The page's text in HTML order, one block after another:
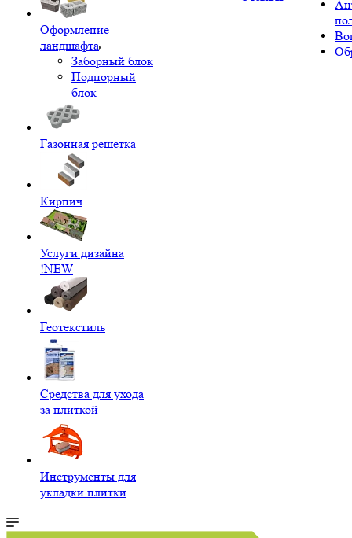
Оформление
ландшафта
Заборный блок
Подпорный
блок
Газонная решетка
Кирпич
Услуги дизайна
!NEW
Геотекстиль
Средства для ухода
за плиткой
Инструменты для
укладки плитки